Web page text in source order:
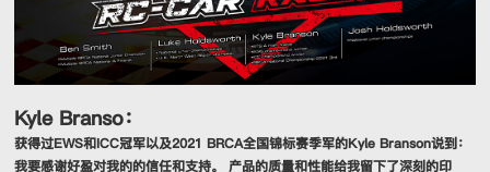
Kyle Branso：
获得过EWS和ICC冠军以及2021 BRCA全国锦标赛季军的Kyle Branson说到：
我要感谢好盈对我的的信任和支持。 产品的质量和性能给我留下了深刻的印